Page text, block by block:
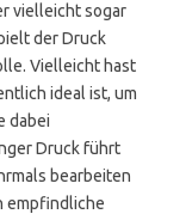
vielleicht sogar
der Druck
Vielleicht hast
ideal ist, um
dabei
Druck führt
bearbeiten
empfindliche